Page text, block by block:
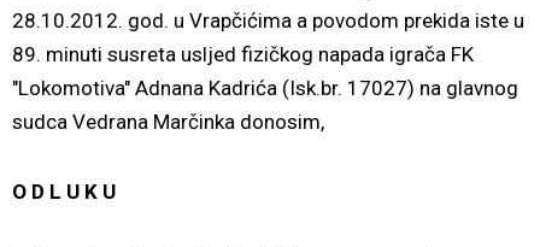
28.10.2012. god. u Vrapčićima a povodom prekida iste u
89. minuti susreta usljed fizičkog napada igrača FK
"Lokomotiva" Adnana Kadrića (Isk.br. 17027) na glavnog
sudca Vedrana Marčinka donosim,
O D L U K U